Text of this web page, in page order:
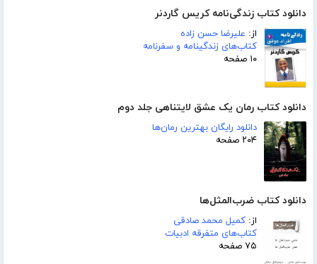
دانلود کتاب زندگی‌نامه کریس گاردنر
از: علیرضا حسن زاده
کتاب‌های زندگینامه و سفرنامه
۱۰ صفحه
دانلود کتاب رمان یک عشق لایتناهی جلد دوم
دانلود رایگان بهترین رمان‌ها
۲۰۴ صفحه
دانلود کتاب ضرب‌المثل‌ها
از: کمیل محمد صادقی
کتاب‌های متفرقه ادبیات
۷۵ صفحه